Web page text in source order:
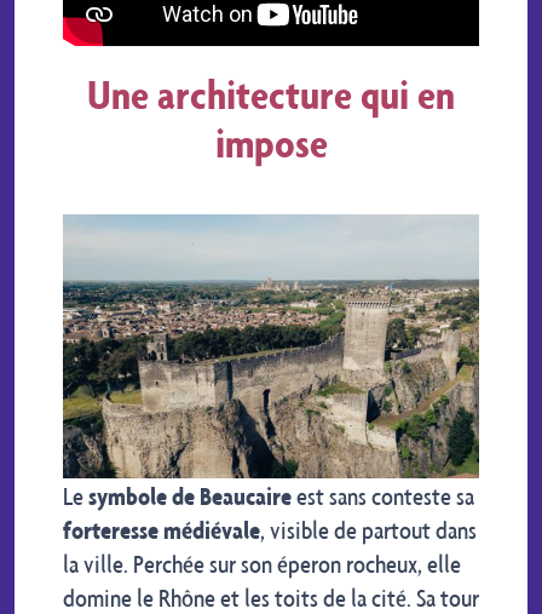
Une architecture qui en
impose
Lesymbole de Beaucaireest sans conteste sa
forteresse médiévale, visible de partout dans
la ville. Perchée sur son éperon rocheux, elle
domine le Rhône et les toits de la cité. Sa tour